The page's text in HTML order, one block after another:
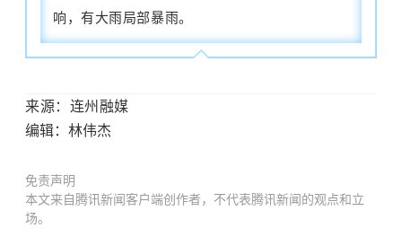
响，有大雨局部暴雨。
来源：连州融媒
编辑：林伟杰
免责声明
本文来自腾讯新闻客户端创作者，不代表腾讯新闻的观点和立
场。